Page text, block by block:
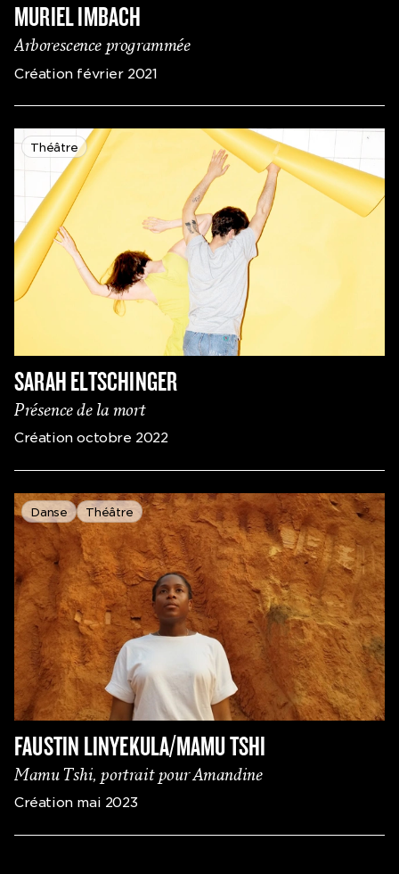
MURIEL IMBACH
Arborescence programmée
Création février 2021
Théâtre
SARAH ELTSCHINGER
Présence de la mort
Création octobre 2022
Danse Théâtre
FAUSTIN LINYEKULA/MAMU TSHI
Mamu Tshi, portrait pour Amandine
Création mai 2023